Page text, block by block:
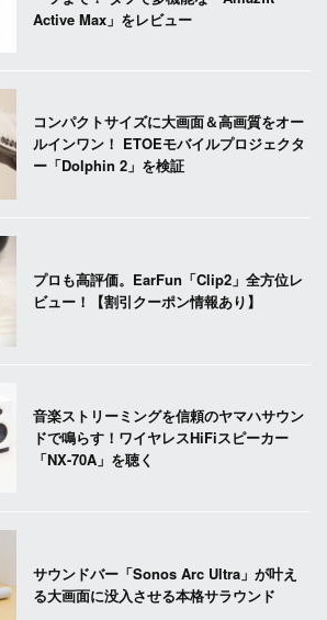
Active Max」をレビュー
コンパクトサイズに大画面＆高画質をオー
ルインワン！ ETOEモバイルプロジェクタ
ー「Dolphin 2」を検証
プロも高評価。EarFun「Clip2」全方位レ
ビュー！【割引クーポン情報あり】
音楽ストリーミングを信頼のヤマハサウン
ドで鳴らす！ワイヤレスHiFiスピーカー
「NX-70A」を聴く
サウンドバー「Sonos Arc Ultra」が叶え
る大画面に没入させる本格サラウンド